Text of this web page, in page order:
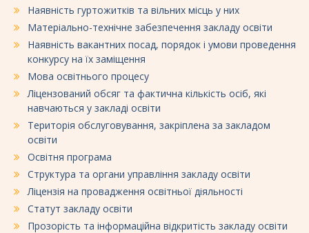
Наявність гуртожитків та вільних місць у них
Матеріально-технічне забезпечення закладу освіти
Наявність вакантних посад, порядок і умови проведення
конкурсу на їх заміщення
Мова освітнього процесу
Ліцензований обсяг та фактична кількість осіб, які
навчаються у закладі освіти
Територія обслуговування, закріплена за закладом
освіти
Освітня програма
Структура та органи управління закладу освіти
Ліцензія на провадження освітньої діяльності
Статут закладу освіти
Прозорість та інформаційна відкритість закладу освіти